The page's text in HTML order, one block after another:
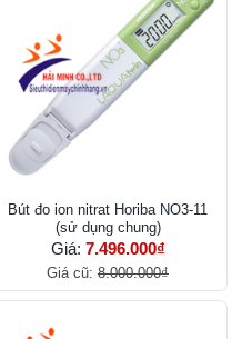
Bút đo ion nitrat Horiba NO3-11
(sử dụng chung)
Giá: 7.496.000₫
Giá cũ: 8.000.000₫